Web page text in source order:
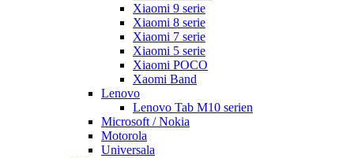
Xiaomi 9 serie
Xiaomi 8 serie
Xiaomi 7 serie
Xiaomi 5 serie
Xiaomi POCO
Xaomi Band
Lenovo
Lenovo Tab M10 serien
Microsoft / Nokia
Motorola
Universala